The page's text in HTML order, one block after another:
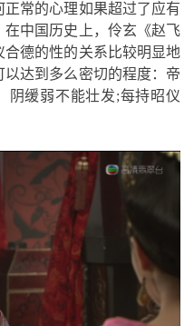
常的心理如果超过了应有
中国历史上，伶玄《赵飞
德的性的关系比较明显地
达到多么密切的程度：帝
阴缓弱不能壮发;每持昭仪